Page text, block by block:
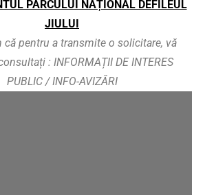
PARCULUI NAȚIONAL DEFILEUL
JIULUI
că pentru a transmite o solicitare, vă
: INFORMAȚII DE INTERES
PUBLIC / INFO-AVIZĂRI